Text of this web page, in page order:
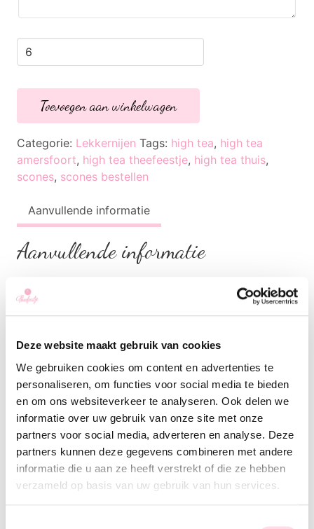
Deze website maakt gebruik van cookies
We gebruiken cookies om content en advertenties te
personaliseren, om functies voor social media te bieden
en om ons websiteverkeer te analyseren. Ook delen we
informatie over uw gebruik van onze site met onze
partners voor social media, adverteren en analyse. Deze
partners kunnen deze gegevens combineren met andere
informatie die u aan ze heeft verstrekt of die ze hebben
verzameld op basis van uw gebruik van hun services.
Scones
met
clotted
cream
jam
aantal
Toevoegen aan winkelwagen
Categorie: Lekkernijen Tags: high tea, high tea
amersfoort, high tea theefeestje, high tea thuis,
scones, scones bestellen
Aanvullende informatie
Aanvullende informatie
Vulling
Gerelateerde producten